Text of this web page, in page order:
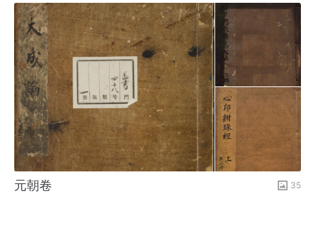
元朝卷 35